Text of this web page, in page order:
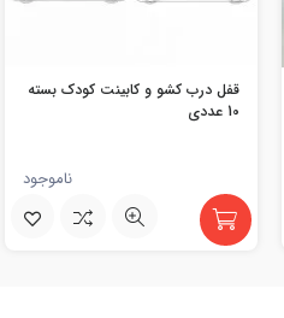
قفل درب کشو و کابینت کودک بسته
10 عددی
ناموجود